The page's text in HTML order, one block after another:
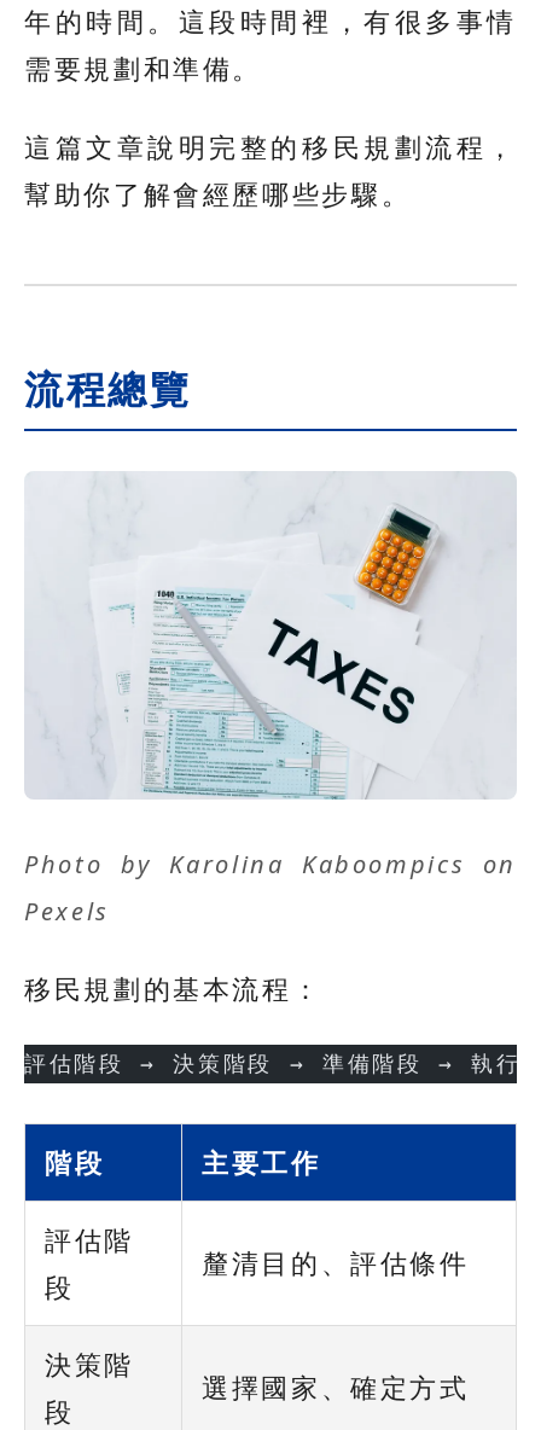
年的時間。這段時間裡，有很多事情
需要規劃和準備。
這篇文章說明完整的移民規劃流程，
幫助你了解會經歷哪些步驟。
流程總覽
Photo by Karolina Kaboompics
on
Pexels
移民規劃的基本流程：
評估階段 → 決策階段 → 準備階段 → 執行
階段 主要工作
評估階
段
釐清目的、評估條件
決策階
段
選擇國家、確定方式